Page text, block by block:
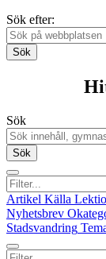
Sök efter:
Sök
Sök
Sök
Artikel Källa
Nyhetsbrev
Stadsvandring